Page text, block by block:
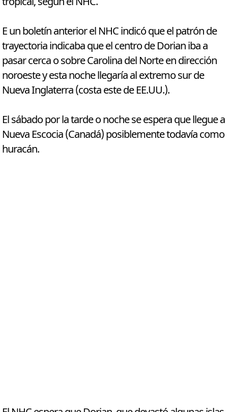
E un boletín anterior el NHC indicó que el patrón de
trayectoria indicaba que el centro de Dorian iba a
pasar cerca o sobre Carolina del Norte en dirección
noroeste y esta noche llegaría al extremo sur de
Nueva Inglaterra (costa este de EE.UU.).
El sábado por la tarde o noche se espera que llegue a
Nueva Escocia (Canadá) posiblemente todavía como
huracán.